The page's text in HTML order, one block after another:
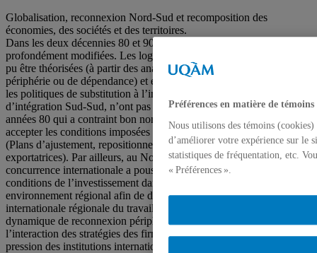
Globalisation, reconnexion Nord-Sud et recomposition des
économies, des sociétés et des territoires.
Dans les deux décennies 80 et 90, les relations Nord-Sud ont été
profondément modifiées. Les logiques de déconnexion qui avaient
pu être théorisées (à partir des analyses en terme de logiques centre –
périphérie ou de dépendance) et en partie mises en œuvre, à travers
les politiques de substitution à l’importation et diverses tentatives
d’intégration Sud-Sud, n’ont pas résisté à la crise de la dette des
années 80 qui a contraint bon nombre de pays en développement à
accepter les conditions imposées par les institutions internationales
(Plans d’ajustement, repositionnements sur des stratégies
exportatrices). Par ailleurs, au Nord, l’intensification de la
concurrence internationale a poussé les entreprises à stabiliser les
conditions de l’investissement dans les pays émergents de leur
environnement régional afin de développer une division
internationale régionale du travail. S’est ainsi mise en place une
dynamique de reconnexion périphérique du Sud au Nord, par
l’interaction des stratégies des firmes et des Etats, ces derniers sous
pression des institutions internationales : stratégies des firmes de
Préférences en matière de témoins
Nous utilisons des témoins
d’améliorer votre expérience sur le
statistiques de fréquentation, etc.
« Préférences ».